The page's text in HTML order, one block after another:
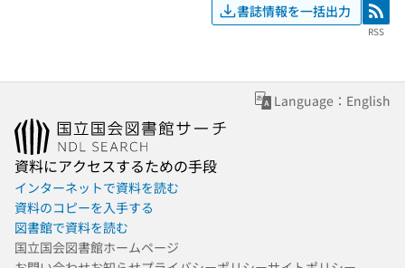
書誌情報を一括出力 RSS
RSS
Language：English
資料にアクセスするための手段
インターネットで資料を読む
資料のコピーを入手する
図書館で資料を読む
国立国会図書館ホームページ